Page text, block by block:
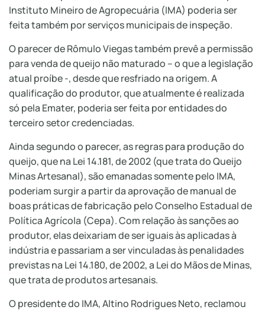
Instituto Mineiro de Agropecuária (IMA) poderia ser
feita também por serviços municipais de inspeção.
O parecer de Rômulo Viegas também prevê a permissão
para venda de queijo não maturado – o que a legislação
atual proíbe -, desde que resfriado na origem. A
qualificação do produtor, que atualmente é realizada
só pela Emater, poderia ser feita por entidades do
terceiro setor credenciadas.
Ainda segundo o parecer, as regras para produção do
queijo, que na Lei 14.181, de 2002 (que trata do Queijo
Minas Artesanal), são emanadas somente pelo IMA,
poderiam surgir a partir da aprovação de manual de
boas práticas de fabricação pelo Conselho Estadual de
Política Agrícola (Cepa). Com relação às sanções ao
produtor, elas deixariam de ser iguais às aplicadas à
indústria e passariam a ser vinculadas às penalidades
previstas na Lei 14.180, de 2002, a Lei do Mãos de Minas,
que trata de produtos artesanais.
O presidente do IMA, Altino Rodrigues Neto, reclamou